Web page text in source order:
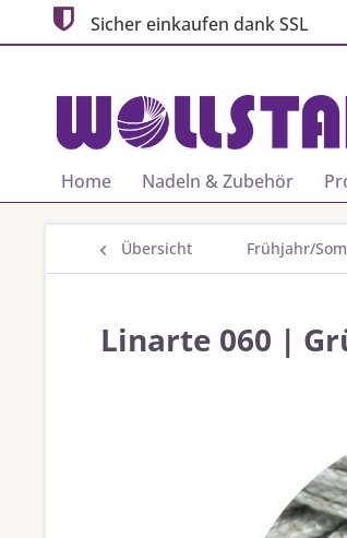
Sicher einkaufen dank SSL
Home Nadeln & Zubehör
Übersicht Frühjahr/
Linarte 060 |